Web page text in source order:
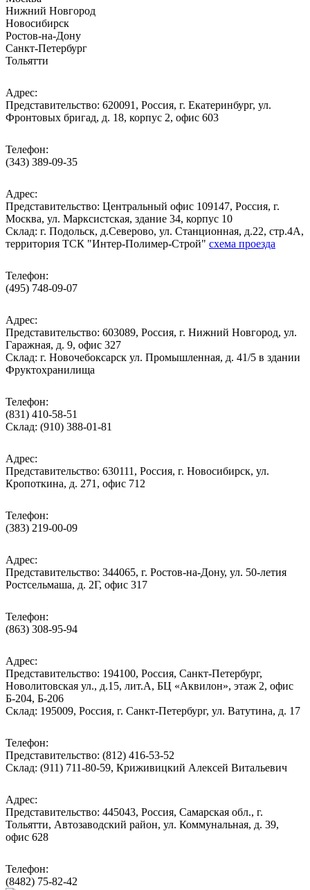
Нижний Новгород
Новосибирск
Ростов-на-Дону
Санкт-Петербург
Тольятти
Адрес:
Представительство: 620091, Россия, г. Екатеринбург, ул.
Фронтовых бригад, д. 18, корпус 2, офис 603
Телефон:
(343) 389-09-35
Адрес:
Представительство: Центральный офис 109147, Россия, г.
Москва, ул. Марксистская, здание 34, корпус 10
Cклад: г. Подольск, д.Северово, ул. Станционная, д.22, стр.4А,
территория ТСК "Интер-Полимер-Строй" схема проезда
Телефон:
(495) 748-09-07
Адрес:
Представительство: 603089, Россия, г. Нижний Новгород, ул.
Гаражная, д. 9, офис 327
Склад: г. Новочебоксарск ул. Промышленная, д. 41/5 в здании
Фруктохранилища
Телефон:
(831) 410-58-51
Склад: (910) 388-01-81
Адрес:
Представительство: 630111, Россия, г. Новосибирск, ул.
Кропоткина, д. 271, офис 712
Телефон:
(383) 219-00-09
Адрес:
Представительство: 344065, г. Ростов-на-Дону, ул. 50-летия
Ростсельмаша, д. 2Г, офис 317
Телефон:
(863) 308-95-94
Адрес:
Представительство: 194100, Россия, Санкт-Петербург,
Новолитовская ул., д.15, лит.А, БЦ «Аквилон», этаж 2, офис
Б-204, Б-206
Склад: 195009, Россия, г. Санкт-Петербург, ул. Ватутина, д. 17
Телефон:
Представительство: (812) 416-53-52
Склад: (911) 711-80-59, Криживицкий Алексей Витальевич
Адрес:
Представительство: 445043, Россия, Самарская обл., г.
Тольятти, Автозаводский район, ул. Коммунальная, д. 39,
офис 628
Телефон:
(8482) 75-82-42